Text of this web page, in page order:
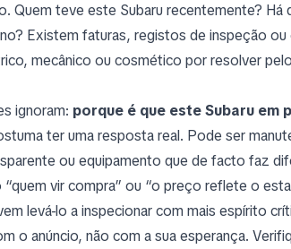
Quem teve este Subaru recentemente?
Existem faturas, registos de inspeção
mecânico ou cosmético por resolver
ignoram: porque é que este Subaru em
ter uma resposta real. Pode ser
ou equipamento que de facto faz
vir compra” ou “o preço reflete o
levá-lo a inspecionar com mais espírito
o anúncio, não com a sua esperança.